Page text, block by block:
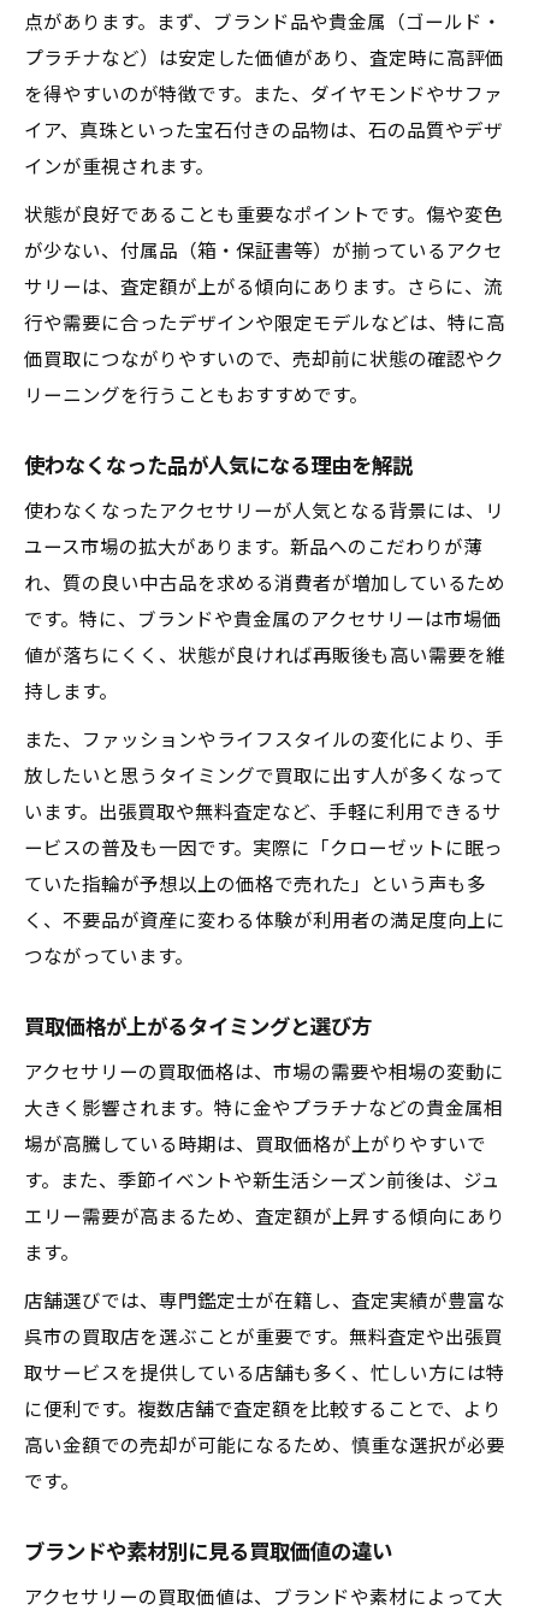
点があります。まず、ブランド品や貴金属（ゴールド・
プラチナなど）は安定した価値があり、査定時に高評価
を得やすいのが特徴です。また、ダイヤモンドやサファ
イア、真珠といった宝石付きの品物は、石の品質やデザ
インが重視されます。
状態が良好であることも重要なポイントです。傷や変色
が少ない、付属品（箱・保証書等）が揃っているアクセ
サリーは、査定額が上がる傾向にあります。さらに、流
行や需要に合ったデザインや限定モデルなどは、特に高
価買取につながりやすいので、売却前に状態の確認やク
リーニングを行うこともおすすめです。
使わなくなった品が人気になる理由を解説
使わなくなったアクセサリーが人気となる背景には、リ
ユース市場の拡大があります。新品へのこだわりが薄
れ、質の良い中古品を求める消費者が増加しているため
です。特に、ブランドや貴金属のアクセサリーは市場価
値が落ちにくく、状態が良ければ再販後も高い需要を維
持します。
また、ファッションやライフスタイルの変化により、手
放したいと思うタイミングで買取に出す人が多くなって
います。出張買取や無料査定など、手軽に利用できるサ
ービスの普及も一因です。実際に「クローゼットに眠っ
ていた指輪が予想以上の価格で売れた」という声も多
く、不要品が資産に変わる体験が利用者の満足度向上に
つながっています。
買取価格が上がるタイミングと選び方
アクセサリーの買取価格は、市場の需要や相場の変動に
大きく影響されます。特に金やプラチナなどの貴金属相
場が高騰している時期は、買取価格が上がりやすいで
す。また、季節イベントや新生活シーズン前後は、ジュ
エリー需要が高まるため、査定額が上昇する傾向にあり
ます。
店舗選びでは、専門鑑定士が在籍し、査定実績が豊富な
呉市の買取店を選ぶことが重要です。無料査定や出張買
取サービスを提供している店舗も多く、忙しい方には特
に便利です。複数店舗で査定額を比較することで、より
高い金額での売却が可能になるため、慎重な選択が必要
です。
ブランドや素材別に見る買取価値の違い
アクセサリーの買取価値は、ブランドや素材によって大